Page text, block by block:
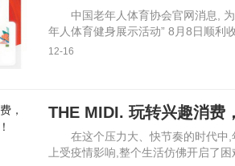
中国老年人体育协会官网消息,
年人体育健身展示活动” 8月8日顺利
12-16
THE MIDI. 玩转兴趣消费
在这个压力大、快节奏的时代中
上受疫情影响,整个生活仿佛开启了